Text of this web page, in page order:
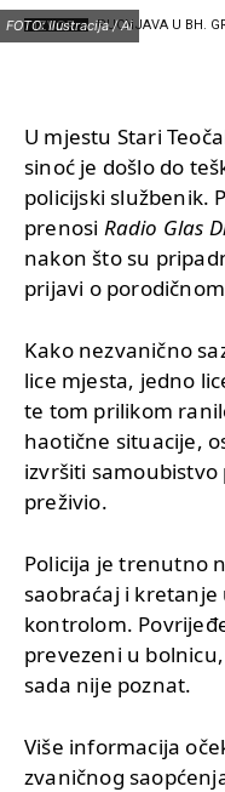
IZVOR: PUCNJAVA U BH.
FOTO: Ilustracija / Ai
U mjestu Stari
sinoć je došlo do
policijski službenik.
prenosi Radio Glas
nakon što su
prijavi o
Kako nezvanično
lice mjesta, jedno
te tom prilikom
haotične situacije,
izvršiti samoubistvo
preživio.
Policija je trenutno
saobraćaj i
kontrolom.
prevezeni u
sada nije poznat.
Više informacija
zvaničnog